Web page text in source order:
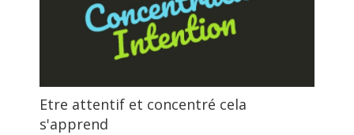
Etre attentif et concentré cela
s'apprend